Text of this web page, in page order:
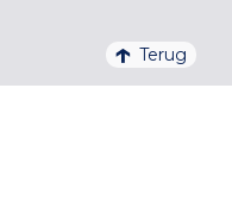
Terug